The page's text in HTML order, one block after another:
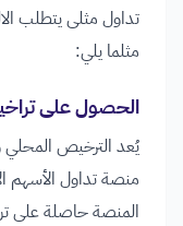
تداول مثلى يتطلب
مثلما يلي:
الحصول على
يُعد الترخيص المحلي
منصة تداول الأسهم